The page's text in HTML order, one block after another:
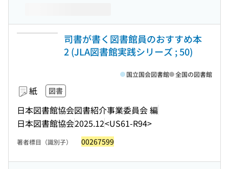
司書が書く図書館員のおすすめ本
2 (JLA図書館実践シリーズ ; 50)
紙 図書
日本図書館協会図書紹介事業委員会 編
日本図書館協会2025.12<US61-R94>
国立国会図書館 全国の図書館
著者標目（識別子） 00267599